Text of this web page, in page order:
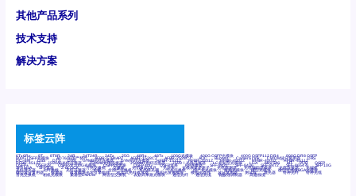
其他产品系列
技术支持
解决方案
标签云阵
6Tx6Rx 8T 8T8R 24R 24T24R 24Tx 25G 48Rx 48Tx 100G光模块 400G OSFP光模块 400G QSFP112 DR4 800G DR8 OSFP
800G OSFP光模块 AD7606国产替代 AFBR-57B4APZ AFBR-1528CZ AFBR-2528CZ AOC Bypass Camera Link CWDM波分复用器 DAS
DC~4M DSS DTS DVS GYMB光纤连接器 GYM光纤连接器 HFBR-1531Z HFBR-2531Z HFBR-4501Z HFBR-4503Z HFBR-4511Z
HFBR-4513Z J599A6光纤连接器 J599A8光电连接器 J599MT光纤连接器 J599Ⅰ光电连接器 LC超短型光模块 LGA Mini SAS MT POB QSFP
QSFP+ QSFP28 QSFP28 100G光模块 QSFP28笼座 QSFP 40G QSFP笼座 RP连接器 SFF-8431 SFF-8436 SFF-8472 SFF-8654 4i SFP 10G
SFP MSA SFP笼座 Z-BLOCK 万兆交换机 交换机 光切换仪OLP 光开关 光模块笼子座子 光电探测器 光电编码器模块 光电连接器 光端机
光纤激光器 光纤跳线 光纤连接器 光耦 全国产交换机 军品级光耦 千兆交换机 国产化光模块 射频光模块 微型光模块 微型可插拔BGA光模块
微型波分复用器 探测器 收发模块光学引擎组件 机架式光纤收发器 模拟光发射模块 模拟光器件 波分复用器 测试版 激光器 特种光纤 特种光缆
百兆交换机 相机光模块 紧凑型DWDM 网管型交换机 表贴式单路光模块 通信光纤 通信光缆 铌酸锂调制器 高速线缆